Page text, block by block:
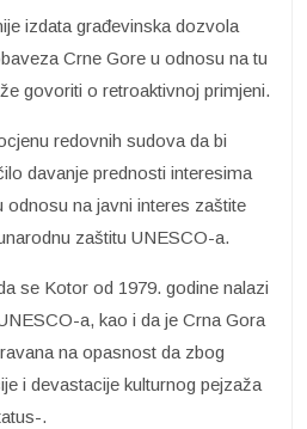
izdata građevinska dozvola
Crne Gore u odnosu na tu
govoriti o retroaktivnoj primjeni.
redovnih sudova da bi
davanje prednosti interesima
odnosu na javni interes zaštite
zaštitu UNESCO-a.
se Kotor od 1979. godine nalazi
a, kao i da je Crna Gora
na opasnost da zbog
i devastacije kulturnog pejzaža
.